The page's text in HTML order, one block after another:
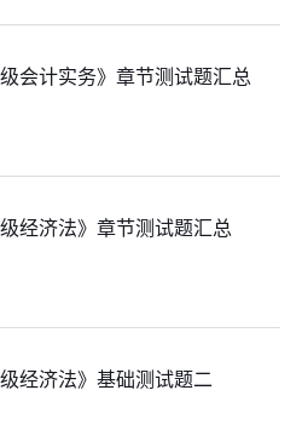
会计实务》章节测试题汇总
经济法》章节测试题汇总
经济法》基础测试题二